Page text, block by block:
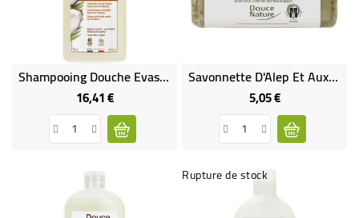
Shampooing Douche Evasion Noix De Coco Bio
16,41 €Prix
Savonnette D'Alep Et Aux Huiles D'olive Et De Baies De Laurier 12%
5,05 €Prix
Rupture de stock